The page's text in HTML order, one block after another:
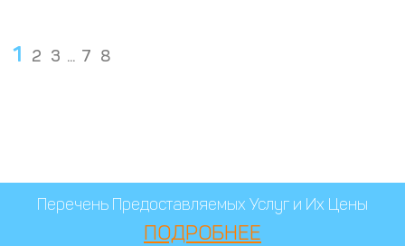
1 2 3 ... 7 8
Перечень Предоставляемых Услуг и Их Цены
ПОДРОБНЕЕ